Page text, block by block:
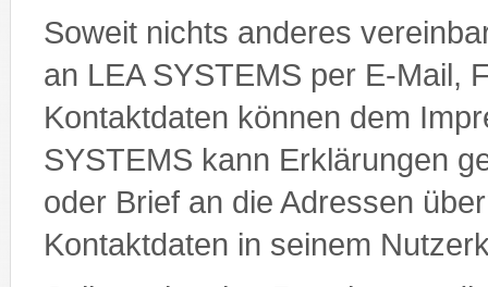
Soweit nichts anderes
an LEA SYSTEMS per E-Mail,
Kontaktdaten können dem
SYSTEMS kann Erklärungen
oder Brief an die Adressen
Kontaktdaten in seinem